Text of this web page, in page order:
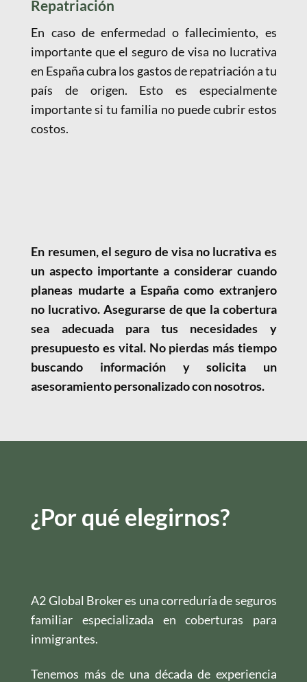
Repatriación
En caso de enfermedad o fallecimiento, es
importante que el seguro de visa no lucrativa
en España cubra los gastos de repatriación a tu
país de origen. Esto es especialmente
importante si tu familia no puede cubrir estos
costos.
En resumen, el seguro de visa no lucrativa es
un aspecto importante a considerar cuando
planeas mudarte a España como extranjero
no lucrativo. Asegurarse de que la cobertura
sea adecuada para tus necesidades y
presupuesto es vital. No pierdas más tiempo
buscando información y solicita un
asesoramiento personalizado con nosotros.
¿Por qué elegirnos?
A2 Global Broker es una correduría de seguros
familiar especializada en coberturas para
inmigrantes.
Tenemos más de una década de experiencia